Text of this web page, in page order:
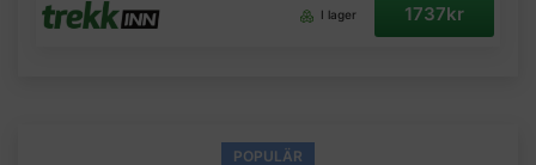
I lager 1737kr
POPULÄR